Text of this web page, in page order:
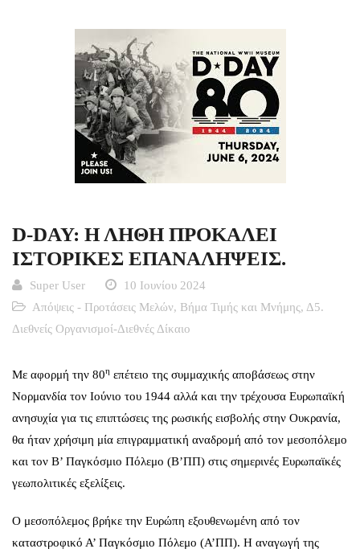
D-DAY: Η ΛΗΘΗ ΠΡΟΚΑΛΕΙ
ΙΣΤΟΡΙΚΕΣ ΕΠΑΝΑΛΗΨΕΙΣ.
Super User
10 Ιουνίου 2024
Απόψεις - Προτάσεις Μελών, Βήμα Τιμής και Μνήμης, Δ5.
Διεθνείς Οργανισμοί-Διεθνές Δίκαιο
Με αφορμή την 80η επέτειο της συμμαχικής αποβάσεως στην
Νορμανδία τον Ιούνιο του 1944 αλλά και την τρέχουσα Ευρωπαϊκή
ανησυχία για τις επιπτώσεις της ρωσικής εισβολής στην Ουκρανία,
θα ήταν χρήσιμη μία επιγραμματική αναδρομή από τον μεσοπόλεμο
και τον Β’ Παγκόσμιο Πόλεμο (Β’ΠΠ) στις σημερινές Ευρωπαϊκές
γεωπολιτικές εξελίξεις.
Ο μεσοπόλεμος βρήκε την Ευρώπη εξουθενωμένη από τον
καταστροφικό Α’ Παγκόσμιο Πόλεμο (Α’ΠΠ). Η αναγωγή της